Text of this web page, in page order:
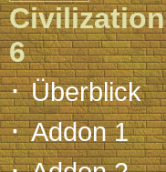
Civilization
6
·Überblick
·Addon 1